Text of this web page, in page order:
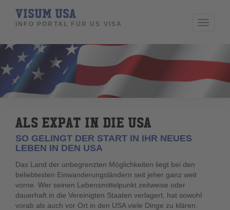
Toggle
VISUM USA
INFO PORTAL FÜR US VISA
ALS EXPAT IN DIE USA
SO GELINGT DER START IN IHR NEUES
LEBEN IN DEN USA
Das Land der unbegrenzten Möglichkeiten liegt bei den
beliebtesten Einwanderungsländern seit jeher ganz weit
vorne. Wer seinen Lebensmittelpunkt zeitweise oder
dauerhaft in die Vereinigten Staaten verlagert, hat sowohl
vorab als auch vor Ort in den USA viele Dinge zu klären.